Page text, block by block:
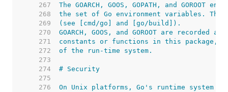
   267
   268
   269
   270
   271
   272
   273
   274
   275
   276